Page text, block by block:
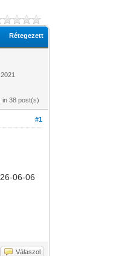
Rétegezett
in 38 post(s)
#1
06-06
Válaszol